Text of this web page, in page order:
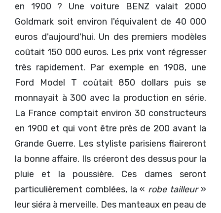
en 1900 ? Une voiture BENZ valait 2000
Goldmark soit environ l'équivalent de 40 000
euros d'aujourd'hui. Un des premiers modèles
coûtait 150 000 euros. Les prix vont régresser
très rapidement. Par exemple en 1908, une
Ford Model T coûtait 850 dollars puis se
monnayait à 300 avec la production en série.
La France comptait environ 30 constructeurs
en 1900 et qui vont être près de 200 avant la
Grande Guerre. Les styliste parisiens flaireront
la bonne affaire. Ils créeront des dessus pour la
pluie et la poussière. Ces dames seront
particulièrement comblées, la « robe tailleur »
leur siéra à merveille. Des manteaux en peau de